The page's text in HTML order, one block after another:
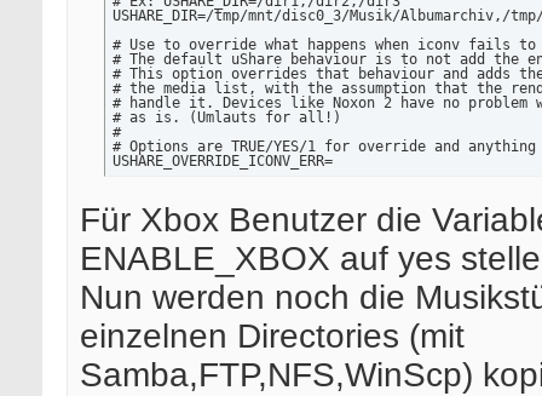
USHARE_DIR=/tmp/mnt/disc0_3/Musik/Albumarchiv,/
# Use to override what happens when iconv fails
# The default uShare behaviour is to not add the
# This option overrides that behaviour and adds
# the media list, with the assumption that the
# handle it. Devices like Noxon 2 have no problem
# as is. (Umlauts for all!)
#
# Options are TRUE/YES/1 for override and
USHARE_OVERRIDE_ICONV_ERR=
ENABLE_WEB=
# Enable Telnet control interface (yes/no)
ENABLE_TELNET=
# Use XboX 360 compatibility mode (yes/no)
ENABLE_XBOX=
# Use DLNA profile (yes/no)
# This is needed for PlayStation3 to work (among
ENABLE_DLNA=
Für Xbox Benutzer die
ENABLE_XBOX auf yes
Nun werden noch die
einzelnen Directories (mit
Samba,FTP,NFS,WinScp)